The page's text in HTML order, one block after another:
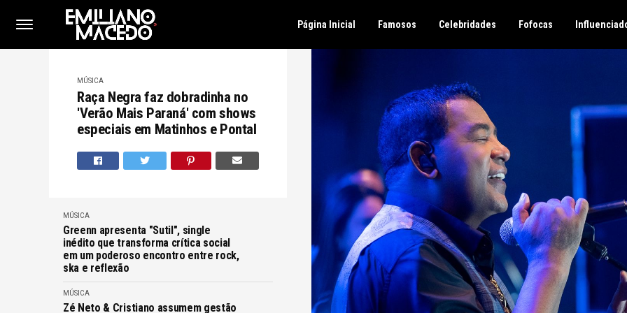
Página Inicial Famosos Celebridades Fofocas
MÚSICA
Raça Negra faz dobradinha no
'Verão Mais Paraná' com shows
especiais em Matinhos e Pontal
MÚSICA
Greenn apresenta "Sutil", single
inédito que transforma crítica social
em um poderoso encontro entre rock,
ska e reflexão
MÚSICA
Zé Neto & Cristiano assumem gestão